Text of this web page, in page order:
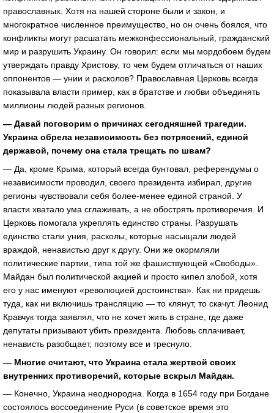
православных. Хотя на нашей стороне были и закон, и
многократное численное преимущество, но он очень боялся, что
конфликты могут расшатать межконфессиональный, гражданский
мир и разрушить Украину. Он говорил: если мы мордобоем будем
утверждать правду Христову, то чем будем отличаться от наших
оппонентов — унии и расколов? Православная Церковь всегда
показывала власти пример, как в братстве и любви объединять
миллионы людей разных регионов.
— Давай поговорим о причинах сегодняшней трагедии.
Украина обрела независимость без потрясений, единой
державой, почему она стала трещать по швам?
— Да, кроме Крыма, который всегда бунтовал, референдумы о
независимости проводил, своего президента избирал, другие
регионы чувствовали себя более-менее единой страной. У
власти хватало ума сглаживать, а не обострять противоречия. И
Церковь помогала укреплять единство страны. Разрушать
единство стали уния, расколы, которые насыщали людей
враждой, ненавистью друг к другу. Они же окормляли
политические партии, типа той же фашиствующей «Свободы».
Майдан был политической акцией и просто кипел злобой, хотя
его у нас именуют «революцией достоинства». Как ни придешь
туда, как ни включишь трансляцию — то клянут, то скачут. Леонид
Кравчук тогда заявлял, что не хочет жить в стране, где даже
депутаты призывают убить президента. Любовь сплачивает,
ненависть разобщает, поэтому все и треснуло.
— Многие считают, что Украина стала жертвой своих
внутренних противоречий, которые вскрыл Майдан.
— Конечно, Украина неоднородна. Когда в 1654 году при Богдане
состоялось воссоединение Руси (в советское время это